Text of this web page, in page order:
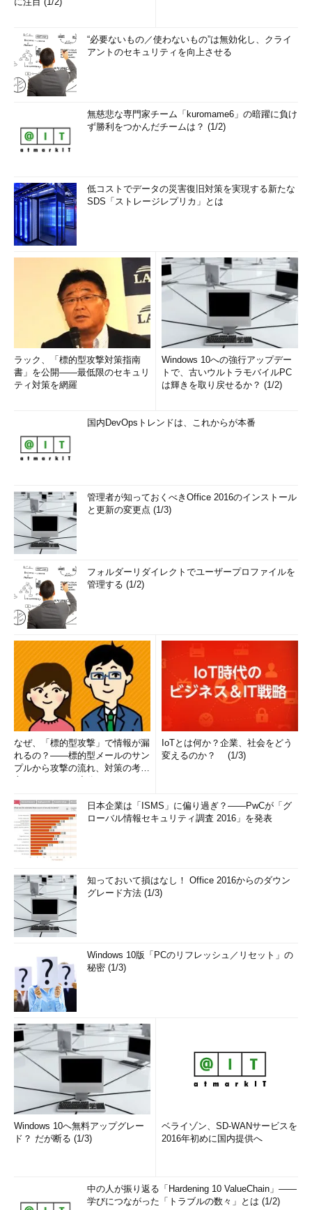
“必要ないもの／使わないもの”は無効化し、クライ
アントのセキュリティを向上させる
無慈悲な専門家チーム「kuromame6」の暗躍に負け
ず勝利をつかんだチームは？ (1/2)
低コストでデータの災害復旧対策を実現する新たな
SDS「ストレージレプリカ」とは
ラック、「標的型攻撃対策指南
書」を公開――最低限のセキュリ
ティ対策を網羅
Windows 10への強行アップデー
トで、古いウルトラモバイルPC
は輝きを取り戻せるか？ (1/2)
国内DevOpsトレンドは、これからが本番
管理者が知っておくべきOffice 2016のインストール
と更新の変更点 (1/3)
フォルダーリダイレクトでユーザープロファイルを
管理する (1/2)
なぜ、「標的型攻撃」で情報が漏
れるの？――標的型メールのサン
プルから攻撃の流れ、対策の考え
IoTとは何か？企業、社会をどう
変えるのか？ (1/3)
日本企業は「ISMS」に偏り過ぎ？――PwCが「グ
ローバル情報セキュリティ調査 2016」を発表
知っておいて損はなし！ Office 2016からのダウン
グレード方法 (1/3)
Windows 10版「PCのリフレッシュ／リセット」の
秘密 (1/3)
Windows 10へ無料アップグレー
ド？ だが断る (1/3)
ベライゾン、SD-WANサービスを
2016年初めに国内提供へ
中の人が振り返る「Hardening 10 ValueChain」――
学びにつながった「トラブルの数々」とは (1/2)